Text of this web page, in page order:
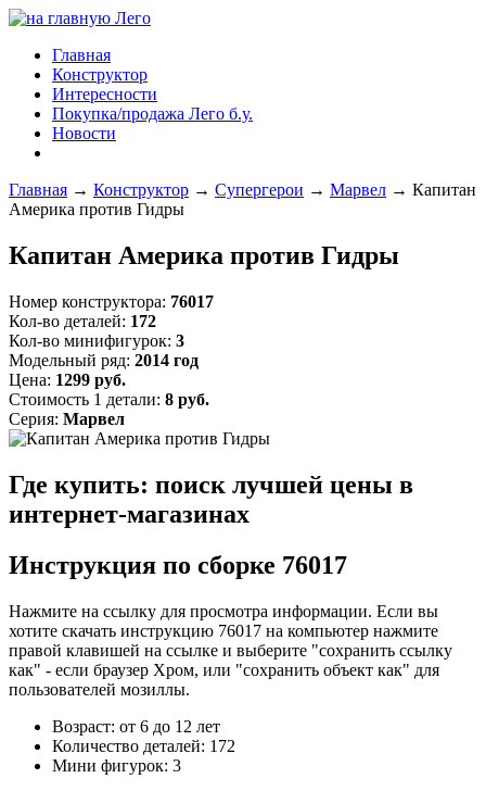
Главная
Конструктор
Интересности
Покупка/продажа Лего б.у.
Новости
Главная → Конструктор → Супергерои → Марвел → Капитан
Америка против Гидры
Капитан Америка против Гидры
Номер конструктора: 76017
Кол-во деталей: 172
Кол-во минифигурок: 3
Модельный ряд: 2014 год
Цена: 1299 руб.
Стоимость 1 детали: 8 руб.
Серия: Марвел
Где купить: поиск лучшей цены в
интернет-магазинах
Инструкция по сборке 76017
Нажмите на ссылку для просмотра информации. Если вы
хотите скачать инструкцию 76017 на компьютер нажмите
правой клавишей на ссылке и выберите "сохранить ссылку
как" - если браузер Хром, или "сохранить объект как" для
пользователей мозиллы.
Возраст: от 6 до 12 лет
Количество деталей: 172
Мини фигурок: 3